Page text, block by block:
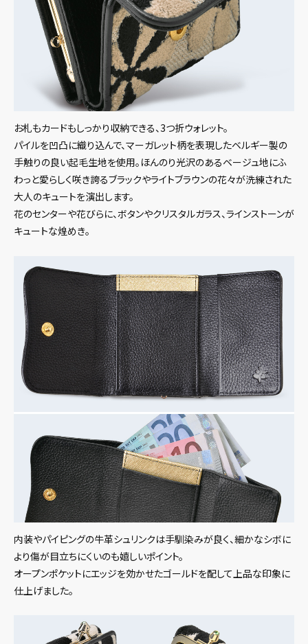
お札もカードもしっかり収納できる、3つ折ウォレット。
パイルを凹凸に織り込んで、マーガレット柄を表現したベルギー製の
手触りの良い起毛生地を使用。ほんのり光沢のあるベージュ地にふ
わっと愛らしく咲き誇るブラックやライトブラウンの花々が洗練された
大人のキュートを演出します。
花のセンターや花びらに、ボタンやクリスタルガラス、ラインストーンが
キュートな煌めき。
内装やパイピングの牛革シュリンクは手馴染みが良く、細かなシボに
より傷が目立ちにくいのも嬉しいポイント。
オープンポケットにエッジを効かせたゴールドを配して上品な印象に
仕上げました。